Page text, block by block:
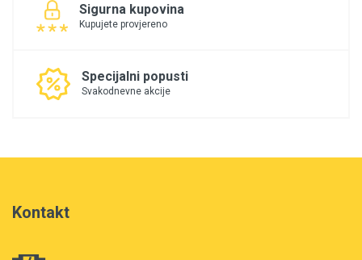
Sigurna kupovina
Kupujete provjereno
Specijalni popusti
Svakodnevne akcije
Kontakt